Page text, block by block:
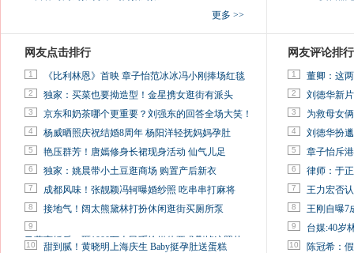
更多 >>
网友点击排行
1 《比利林恩》首映 章子怡范冰冰冯小刚捧场红毯
2 独家：买菜也要拗造型！金星携女逛街有派头
3 京东和奶茶哪个更重要？刘强东的回答全场大笑！
4 杨威晒照庆祝结婚8周年 杨阳洋轻抚妈妈孕肚
5 艳压群芳！唐嫣修身长裙现身活动 仙气儿足
6 独家：姚晨带小土豆逛商场 购置产后新衣
7 成都风味！张靓颖冯轲曝婚纱照 吃串串打麻将
8 接地气！阔太熊黛林打扮休闲逛街买厕所泵
9
马蓉离婚后，砸1000万人民币给媒体要求删掉这照片
10 甜到腻！黄晓明上海庆生 Baby挺孕肚送蛋糕
网友评论排行
1 董卿：这
2 刘德华新
3 为救母女
4 刘德华扮
5 章子怡斥
6 律师：于
7 王力宏否
8 王刚自曝7
9 台媒:40岁
10 陈冠希：